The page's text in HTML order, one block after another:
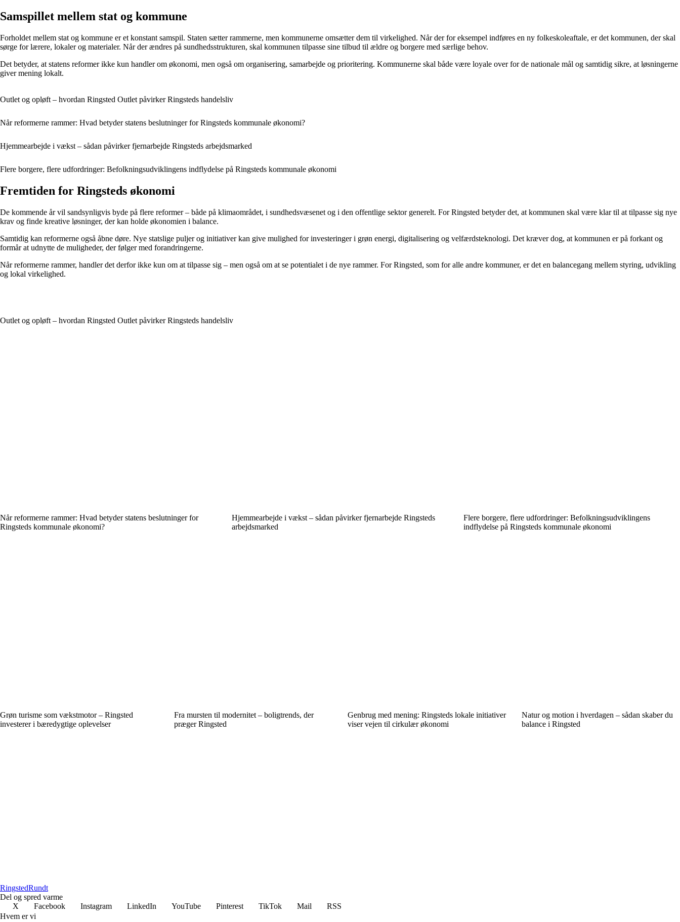
Samspillet mellem stat og kommune
Forholdet mellem stat og kommune er et konstant samspil. Staten sætter rammerne, men kommunerne omsætter dem til virkelighed. Når der for eksempel indføres en ny folkeskoleaftale, er det kommunen, der skal
sørge for lærere, lokaler og materialer. Når der ændres på sundhedsstrukturen, skal kommunen tilpasse sine tilbud til ældre og borgere med særlige behov.
Det betyder, at statens reformer ikke kun handler om økonomi, men også om organisering, samarbejde og prioritering. Kommunerne skal både være loyale over for de nationale mål og samtidig sikre, at løsningerne
giver mening lokalt.
Outlet og opløft – hvordan Ringsted Outlet påvirker Ringsteds handelsliv
Når reformerne rammer: Hvad betyder statens beslutninger for Ringsteds kommunale økonomi?
Hjemmearbejde i vækst – sådan påvirker fjernarbejde Ringsteds arbejdsmarked
Flere borgere, flere udfordringer: Befolkningsudviklingens indflydelse på Ringsteds kommunale økonomi
Fremtiden for Ringsteds økonomi
De kommende år vil sandsynligvis byde på flere reformer – både på klimaområdet, i sundhedsvæsenet og i den offentlige sektor generelt. For Ringsted betyder det, at kommunen skal være klar til at tilpasse sig nye
krav og finde kreative løsninger, der kan holde økonomien i balance.
Samtidig kan reformerne også åbne døre. Nye statslige puljer og initiativer kan give mulighed for investeringer i grøn energi, digitalisering og velfærdsteknologi. Det kræver dog, at kommunen er på forkant og
formår at udnytte de muligheder, der følger med forandringerne.
Når reformerne rammer, handler det derfor ikke kun om at tilpasse sig – men også om at se potentialet i de nye rammer. For Ringsted, som for alle andre kommuner, er det en balancegang mellem styring, udvikling
og lokal virkelighed.
Outlet og opløft – hvordan Ringsted Outlet påvirker Ringsteds handelsliv
Når reformerne rammer: Hvad betyder statens beslutninger for
Ringsteds kommunale økonomi?
Hjemmearbejde i vækst – sådan påvirker fjernarbejde Ringsteds
arbejdsmarked
Flere borgere, flere udfordringer: Befolkningsudviklingens
indflydelse på Ringsteds kommunale økonomi
Grøn turisme som vækstmotor – Ringsted
investerer i bæredygtige oplevelser
Fra mursten til modernitet – boligtrends, der
præger Ringsted
Genbrug med mening: Ringsteds lokale initiativer
viser vejen til cirkulær økonomi
Natur og motion i hverdagen – sådan skaber du
balance i Ringsted
RingstedRundt
Del og spred varme
X
Facebook Instagram LinkedIn YouTube Pinterest TikTok Mail
RSS
Hvem er vi